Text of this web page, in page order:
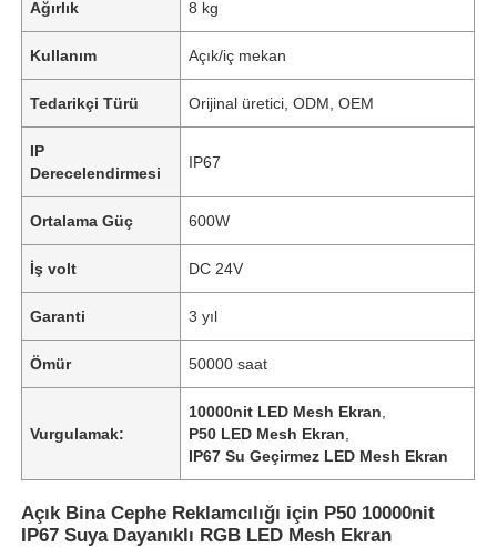
Ağırlık 8 kg
Kullanım Açık/iç mekan
Tedarikçi Türü Orijinal üretici, ODM, OEM
IP
Derecelendirmesi
IP67
Ortalama Güç 600W
İş volt DC 24V
Garanti 3 yıl
Ömür 50000 saat
Vurgulamak:
10000nit LED Mesh Ekran
P50 LED Mesh Ekran
IP67 Su Geçirmez LED Mesh Ekran
Açık Bina Cephe Reklamcılığı için P50 10000nit
IP67 Suya Dayanıklı RGB LED Mesh Ekran